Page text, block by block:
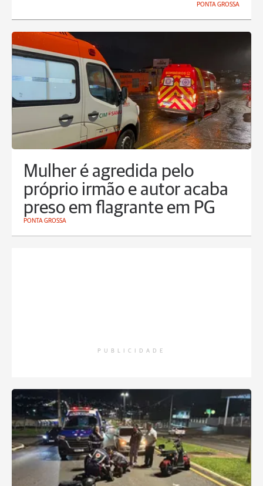
PONTA GROSSA
Mulher é agredida pelo
próprio irmão e autor acaba
preso em flagrante em PG
PONTA GROSSA
PUBLICIDADE